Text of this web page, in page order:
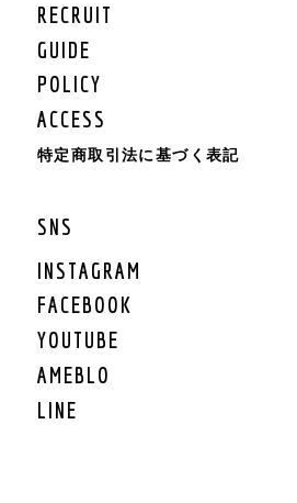
KIDS BOTTOMS
KIDS CAP/HAT
KIDS BAG
KIDS ACCESSORY
KIDS GOODS
KIDS ROMPERS
KIDS BRAND
LIFESTYLE
GEAR TARP/TENT
GEAR MAT
RECRUIT
GUIDE
POLICY
ACCESS
特定商取引法に基づく表記
SNS
INSTAGRAM
FACEBOOK
YOUTUBE
AMEBLO
LINE